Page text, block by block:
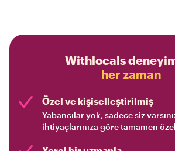
Withlocals
her zaman
Özel ve kişiselleştirilmiş
Yabancılar yok, sadece siz
ihtiyaçlarınıza göre tamamen